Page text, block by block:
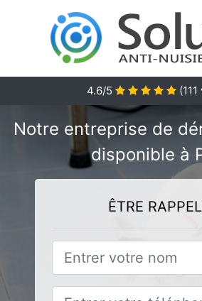
4.6/5 (111
Notre entreprise de
disponible à
ÊTRE